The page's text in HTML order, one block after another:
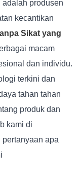
produsen
kecantikan
Sikat yang
macam
dan individu.
terkini dan
tahan tahan
produk dan
kami di
apa